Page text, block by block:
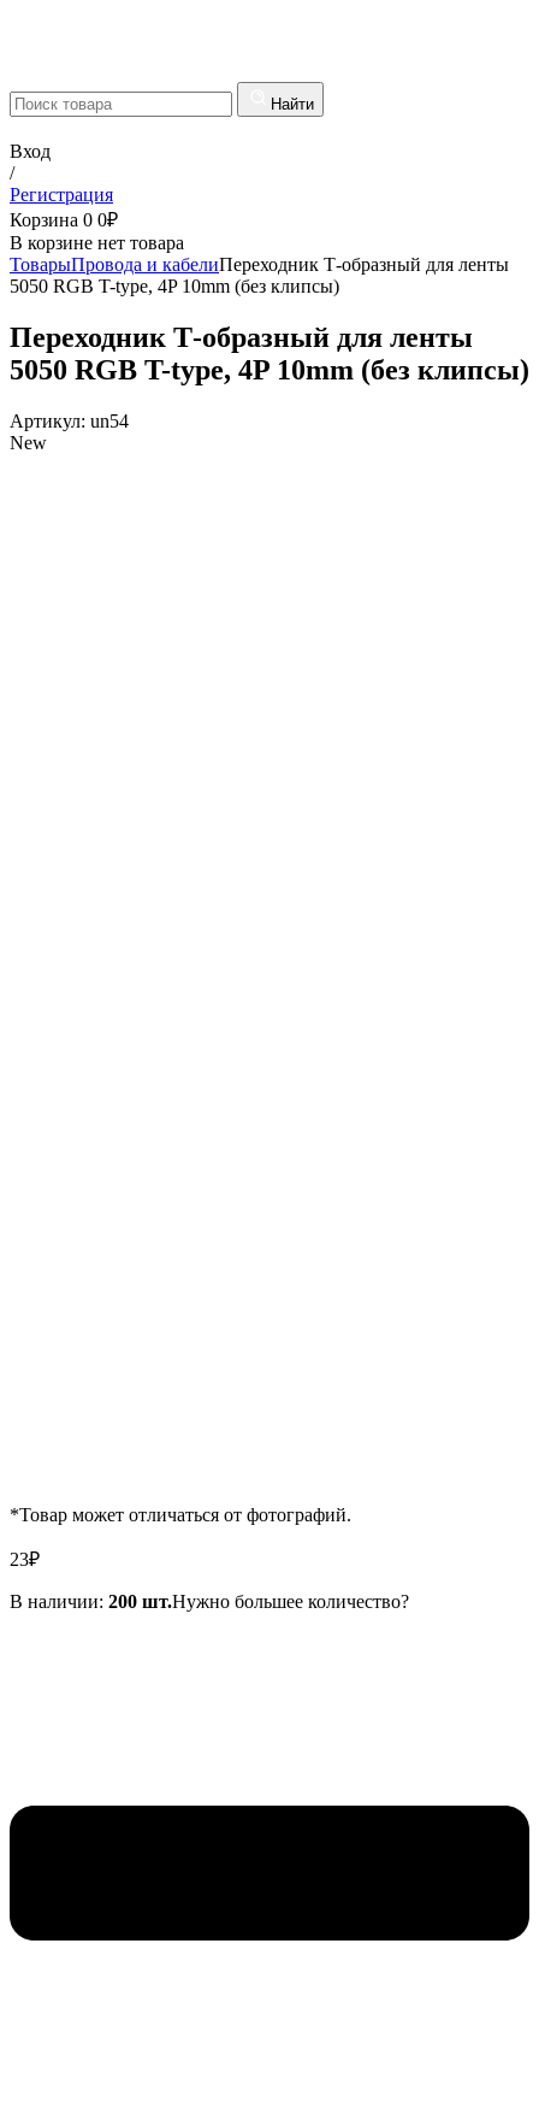
Найти
Вход
/
Регистрация
Корзина 0 0₽
В корзине нет товара
ТоварыПровода и кабелиПереходник Т-образный для ленты
5050 RGB T-type, 4P 10mm (без клипсы)
Переходник Т-образный для ленты
5050 RGB T-type, 4P 10mm (без клипсы)
Артикул: un54
New
*Товар может отличаться от фотографий.
23₽
В наличии: 200 шт.Нужно большее количество?